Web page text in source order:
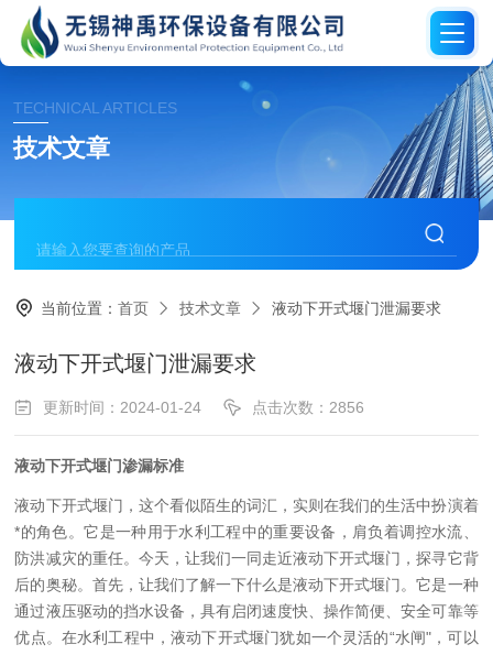
TECHNICAL ARTICLES
技术文章
当前位置：首页 技术文章 液动下开式堰门泄漏要求
液动下开式堰门泄漏要求
更新时间：2024-01-24 点击次数：2856
液动下开式堰门渗漏标准
液动下开式堰门，这个看似陌生的词汇，实则在我们的生活中扮演着
*的角色。它是一种用于水利工程中的重要设备，肩负着调控水流、
防洪减灾的重任。今天，让我们一同走近液动下开式堰门，探寻它背
后的奥秘。首先，让我们了解一下什么是液动下开式堰门。它是一种
通过液压驱动的挡水设备，具有启闭速度快、操作简便、安全可靠等
优点。在水利工程中，液动下开式堰门犹如一个灵活的“水闸"，可以